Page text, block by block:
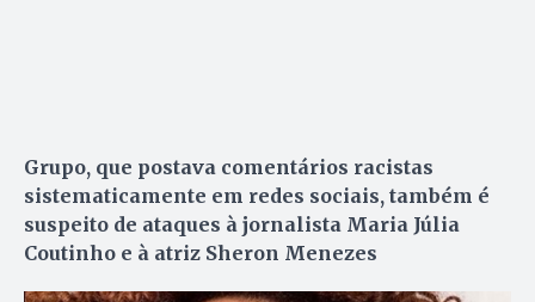
Grupo, que postava comentários racistas
sistematicamente em redes sociais, também é
suspeito de ataques à jornalista Maria Júlia
Coutinho e à atriz Sheron Menezes